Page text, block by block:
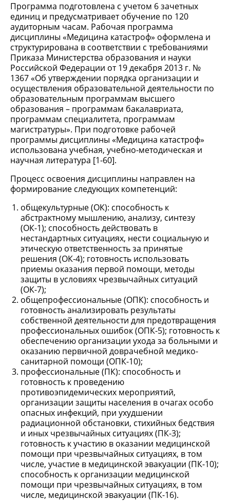
Программа подготовлена с учетом 6 зачетных
единиц и предусматривает обучение по 120
аудиторным часам. Рабочая программа
дисциплины «Медицина катастроф» оформлена и
структурирована в соответствии с требованиями
Приказа Министерства образования и науки
Российской Федерации от 19 декабря 2013 г. №
1367 «Об утверждении порядка организации и
осуществления образовательной деятельности по
образовательным программам высшего
образования – программам бакалавриата,
программам специалитета, программам
магистратуры». При подготовке рабочей
программы дисциплины «Медицина катастроф»
использована учебная, учебно-методическая и
научная литература [1-60].
Процесс освоения дисциплины направлен на
формирование следующих компетенций:
общекультурные (ОК): способность к
абстрактному мышлению, анализу, синтезу
(ОК-1); способность действовать в
нестандартных ситуациях, нести социальную и
этическую ответственность за принятые
решения (ОК-4); готовность использовать
приемы оказания первой помощи, методы
защиты в условиях чрезвычайных ситуаций
(ОК-7);
общепрофессиональные (ОПК): способность и
готовность анализировать результаты
собственной деятельности для предотвращения
профессиональных ошибок (ОПК-5); готовность к
обеспечению организации ухода за больными и
оказанию первичной доврачебной медико-
санитарной помощи (ОПК-10);
профессиональные (ПК): способность и
готовность к проведению
противоэпидемических мероприятий,
организации защиты населения в очагах особо
опасных инфекций, при ухудшении
радиационной обстановки, стихийных бедствия
и иных чрезвычайных ситуациях (ПК-3);
готовность к участию в оказании медицинской
помощи при чрезвычайных ситуациях, в том
числе, участие в медицинской эвакуации (ПК-10);
способность к организации медицинской
помощи при чрезвычайных ситуациях, в том
числе, медицинской эвакуации (ПК-16).